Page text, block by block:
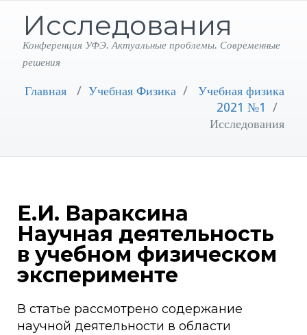
Исследования
Конференция УФЭ. Актуальные проблемы. Современные
решения
Главная / Учебная Физика / Учебная физика
2021 №1
/
Исследования
Е.И. Вараксина
Научная деятельность
в учебном физическом
эксперименте
В статье рассмотрено содержание
научной деятельности в области